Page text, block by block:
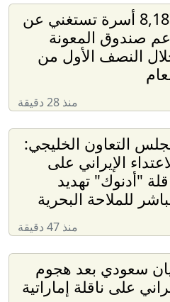
8,187 أسرة تستغني عن
صندوق المعونة
النصف الأول من
منذ 28 دقيقة
التعاون الخليجي:
الإيراني على
"أدنوك" تهديد
للملاحة البحرية
منذ 47 دقيقة
سعودي بعد هجوم
على ناقلة إماراتية